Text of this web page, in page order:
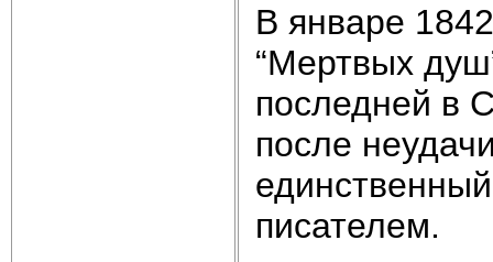
В январе
“Мертвых
последней в
после
писателем.